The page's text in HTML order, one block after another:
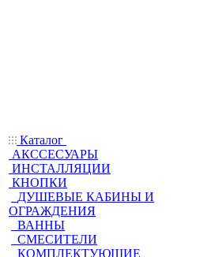
Каталог
АКССЕСУАРЫ
ИНСТАЛЛЯЦИИ
КНОПКИ
ДУШЕВЫЕ КАБИНЫ И
ОГРАЖДЕНИЯ
ВАННЫ
СМЕСИТЕЛИ
КОМПЛЕКТУЮЩИЕ